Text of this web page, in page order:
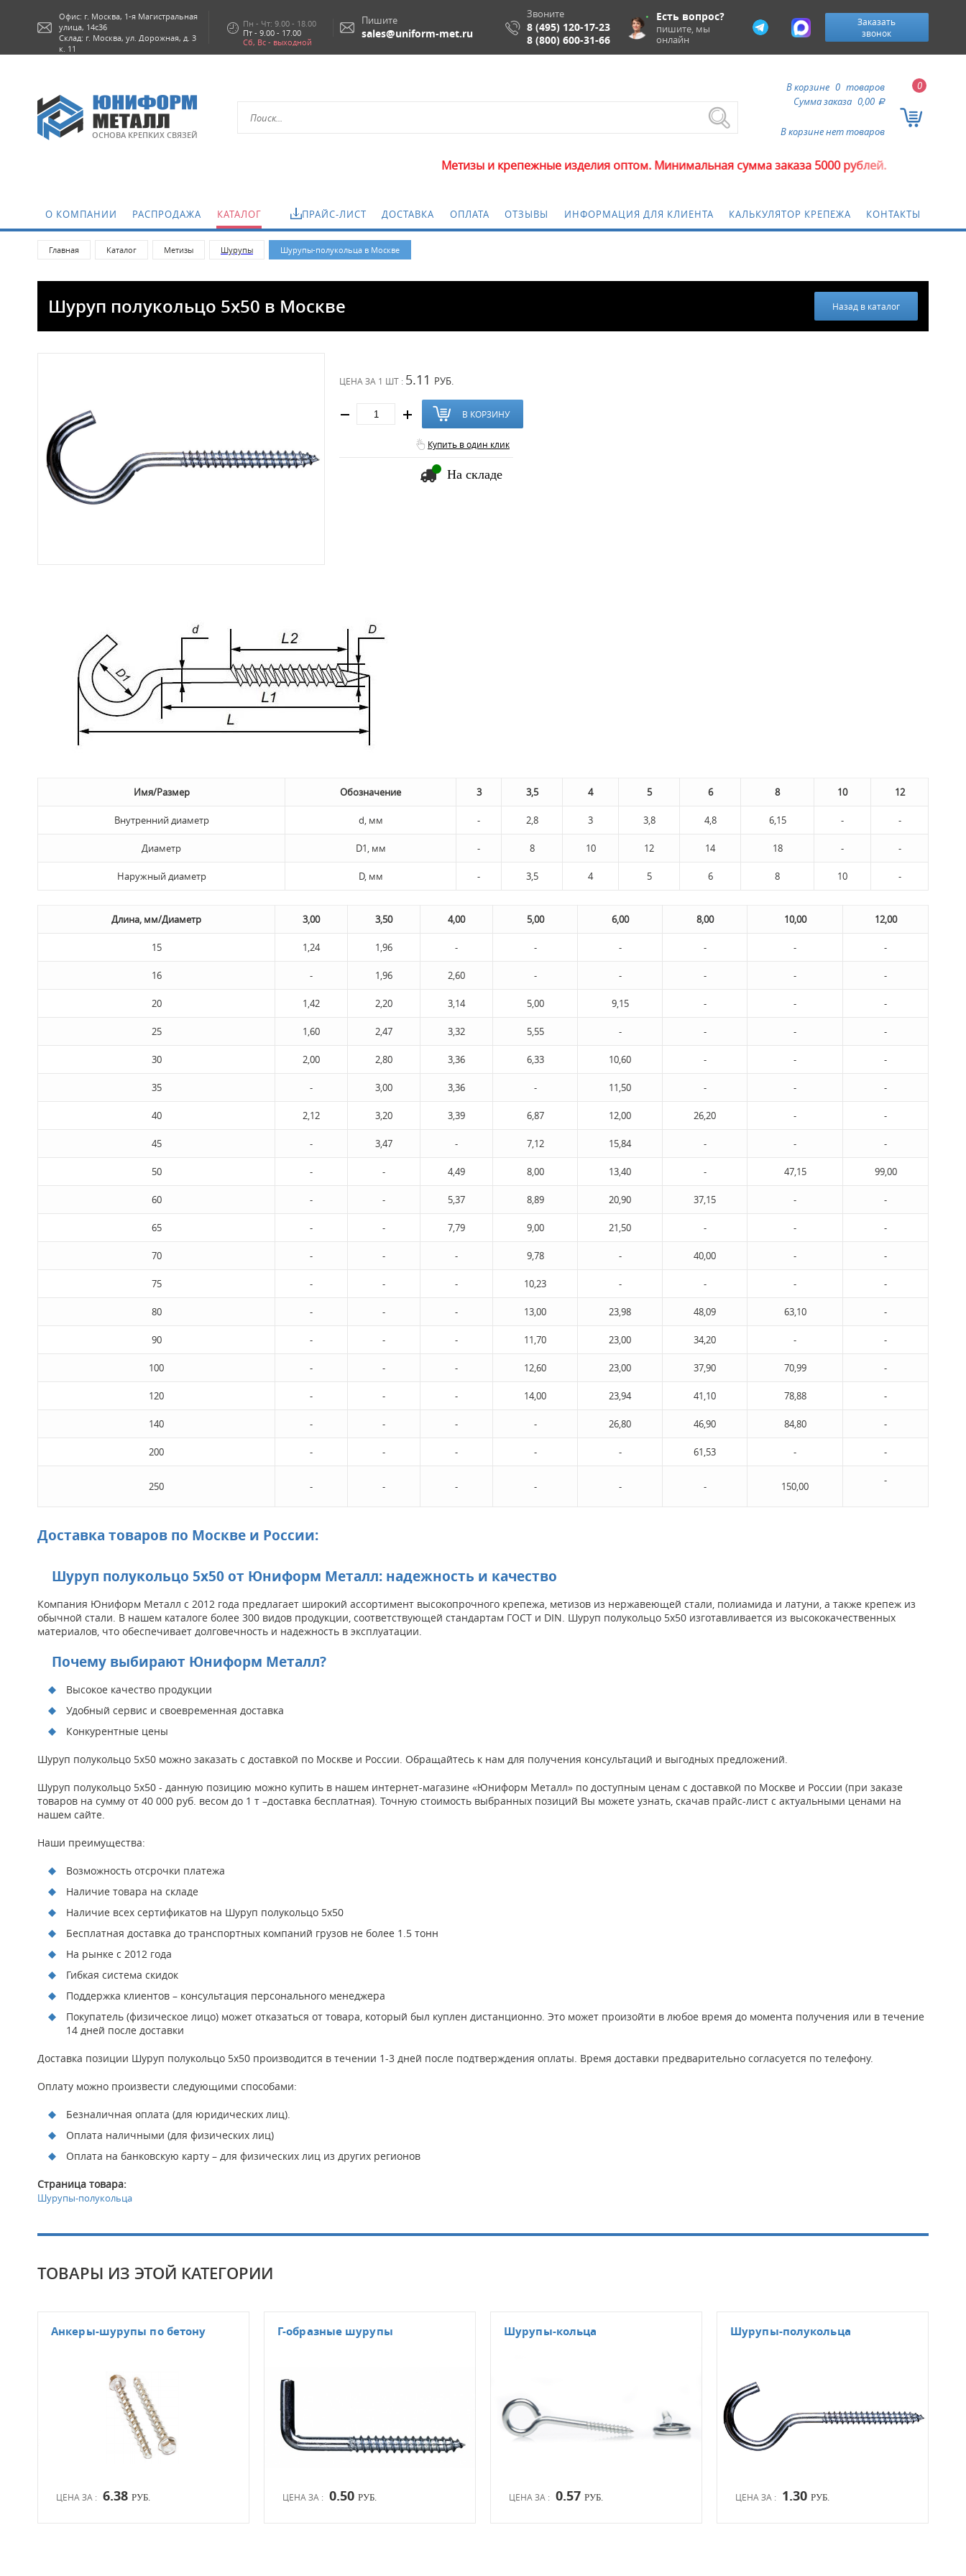
Есть вопрос?
пишите, мы
онлайн
Офис: г. Москва, 1-я Магистральная
улица, 14с36
Склад: г. Москва, ул. Дорожная, д. 3
к. 11
Пн - Чт: 9.00 - 18.00
Пт - 9.00 - 17.00
Сб, Вс - выходной
Пишите
sales@uniform-met.ru
Звоните
8 (495) 120-17-23
8 (800) 600-31-66
Заказать
звонок
ОСНОВА КРЕПКИХ СВЯЗЕЙ
0
В корзине 0 товаров
Сумма заказа 0,00 a
В корзине нет товаров
Метизы и крепежные изделия оптом. Минимальная сумма заказа 5000 рублей.
О КОМПАНИИ РАСПРОДАЖА КАТАЛОГ ПРАЙС-ЛИСТ ДОСТАВКА ОПЛАТА ОТЗЫВЫ ИНФОРМАЦИЯ ДЛЯ КЛИЕНТА КАЛЬКУЛЯТОР КРЕПЕЖА КОНТАКТЫ
Главная Каталог Метизы Шурупы Шурупы-полукольца в Москве
Шуруп полукольцо 5х50 в Москве Назад в каталог
ЦЕНА ЗА 1 ШТ : 5.11 РУБ.
В КОРЗИНУ
Купить в один клик
На складе
Имя/Размер Обозначение 3 3,5 4 5 6 8 10 12
Внутренний диаметр d, мм - 2,8 3 3,8 4,8 6,15 - -
Диаметр D1, мм - 8 10 12 14 18 - -
Наружный диаметр D, мм - 3,5 4 5 6 8 10 -
Длина, мм/Диаметр 3,00 3,50 4,00 5,00 6,00 8,00 10,00 12,00
15 1,24 1,96 - - - - - -
16 - 1,96 2,60 - - - - -
20 1,42 2,20 3,14 5,00 9,15 - - -
25 1,60 2,47 3,32 5,55 - - - -
30 2,00 2,80 3,36 6,33 10,60 - - -
35 - 3,00 3,36 - 11,50 - - -
40 2,12 3,20 3,39 6,87 12,00 26,20 - -
45 - 3,47 - 7,12 15,84 - - -
50 - - 4,49 8,00 13,40 - 47,15 99,00
60 - - 5,37 8,89 20,90 37,15 - -
65 - - 7,79 9,00 21,50 - - -
70 - - - 9,78 - 40,00 - -
75 - - - 10,23 - - - -
80 - - - 13,00 23,98 48,09 63,10 -
90 - - - 11,70 23,00 34,20 - -
100 - - - 12,60 23,00 37,90 70,99 -
120 - - - 14,00 23,94 41,10 78,88 -
140 - - - - 26,80 46,90 84,80 -
200 - - - - - 61,53 - -
250 - - - - - - 150,00 -
Доставка товаров по Москве и России:
Шуруп полукольцо 5х50 от Юниформ Металл: надежность и качество
Компания Юниформ Металл с 2012 года предлагает широкий ассортимент высокопрочного крепежа, метизов из нержавеющей стали, полиамида и латуни, а также крепеж из
обычной стали. В нашем каталоге более 300 видов продукции, соответствующей стандартам ГОСТ и DIN. Шуруп полукольцо 5х50 изготавливается из высококачественных
материалов, что обеспечивает долговечность и надежность в эксплуатации.
Почему выбирают Юниформ Металл?
Высокое качество продукции
Удобный сервис и своевременная доставка
Конкурентные цены
Шуруп полукольцо 5х50 можно заказать с доставкой по Москве и России. Обращайтесь к нам для получения консультаций и выгодных предложений.
Шуруп полукольцо 5х50 - данную позицию можно купить в нашем интернет-магазине «Юниформ Металл» по доступным ценам с доставкой по Москве и России (при заказе
товаров на сумму от 40 000 руб. весом до 1 т –доставка бесплатная). Точную стоимость выбранных позиций Вы можете узнать, скачав прайс-лист с актуальными ценами на
нашем сайте.
Наши преимущества:
Возможность отсрочки платежа
Наличие товара на складе
Наличие всех сертификатов на Шуруп полукольцо 5х50
Бесплатная доставка до транспортных компаний грузов не более 1.5 тонн
На рынке с 2012 года
Гибкая система скидок
Поддержка клиентов – консультация персонального менеджера
Покупатель (физическое лицо) может отказаться от товара, который был куплен дистанционно. Это может произойти в любое время до момента получения или в течение
14 дней после доставки
Доставка позиции Шуруп полукольцо 5х50 производится в течении 1-3 дней после подтверждения оплаты. Время доставки предварительно согласуется по телефону.
Оплату можно произвести следующими способами:
Безналичная оплата (для юридических лиц).
Оплата наличными (для физических лиц)
Оплата на банковскую карту – для физических лиц из других регионов
Страница товара:
Шурупы-полукольца
ТОВАРЫ ИЗ ЭТОЙ КАТЕГОРИИ
ЦЕНА ЗА : 6.38 РУБ.
Анкеры-шурупы по бетону
ЦЕНА ЗА : 0.50 РУБ.
Г-образные шурупы
ЦЕНА ЗА : 0.57 РУБ.
Шурупы-кольца
ЦЕНА ЗА : 1.30 РУБ.
Шурупы-полукольца